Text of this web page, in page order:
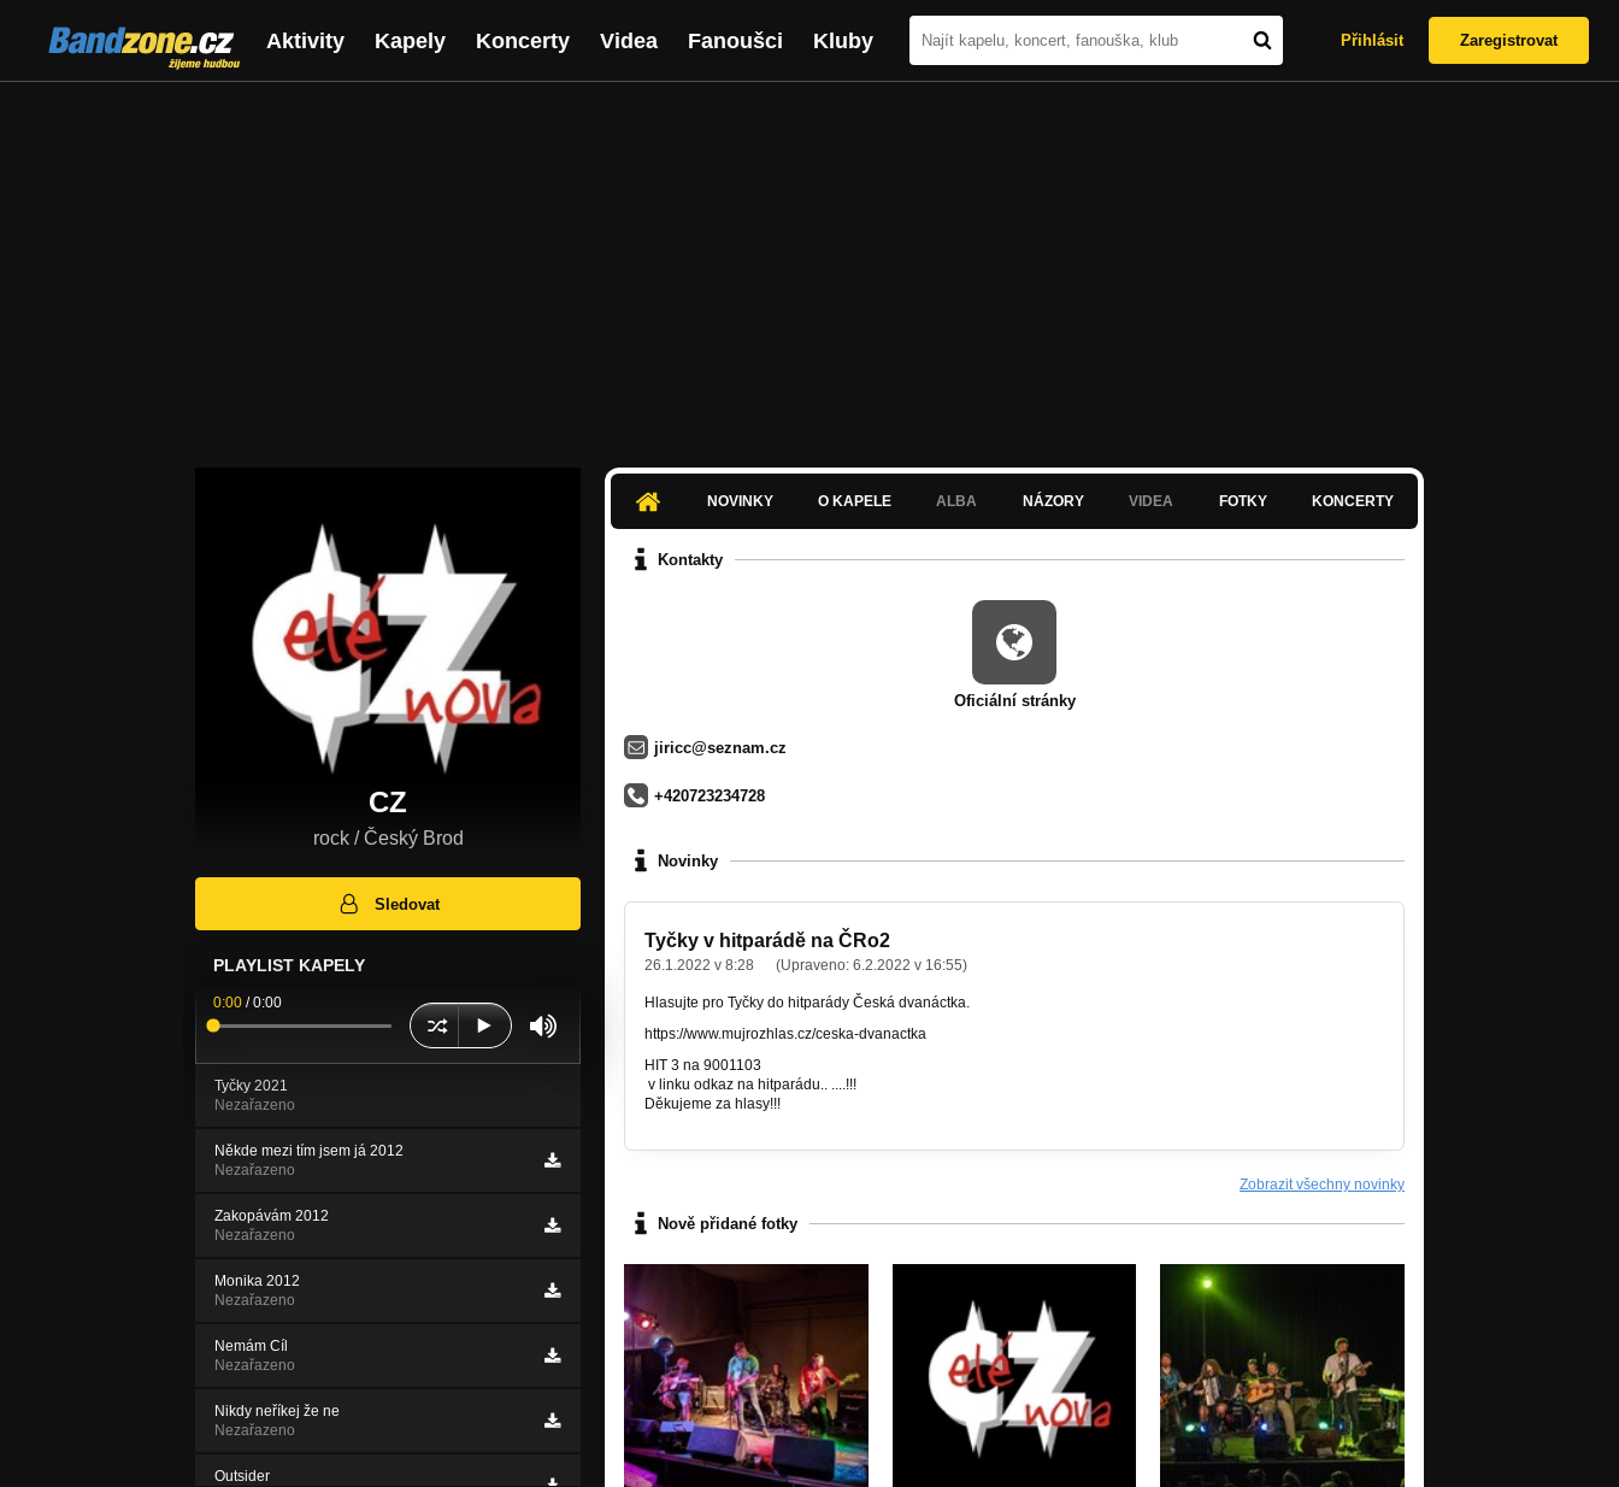
Bandzone.cz
žijeme hudbou
Aktivity Kapely Koncerty Videa Fanoušci Kluby Přihlásit Zaregistrovat
CZ
rock / Český Brod
Sledovat
PLAYLIST KAPELY
0:00 /0:00
Tyčky 2021
Nezařazeno
Někde mezi tím jsem já 2012
Nezařazeno
Zakopávám 2012
Nezařazeno
Monika 2012
Nezařazeno
Nemám Cíl
Nezařazeno
Nikdy neříkej že ne
Nezařazeno
Outsider
NOVINKY O KAPELE ALBA NÁZORY VIDEA FOTKY KONCERTY
Kontakty
Oficiální stránky
jiricc@seznam.cz
+420723234728
Novinky
Tyčky v hitparádě na ČRo2
26.1.2022 v 8:28 (Upraveno: 6.2.2022 v 16:55)
Hlasujte pro Tyčky do hitparády Česká dvanáctka.
https://www.mujrozhlas.cz/ceska-dvanactka
HIT 3 na 9001103
v linku odkaz na hitparádu.. ....!!!
Děkujeme za hlasy!!!
Zobrazit všechny novinky
Nově přidané fotky